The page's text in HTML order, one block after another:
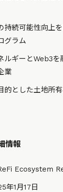
持続可能性向上
グラム
ルギーとWeb3を
業
的とした土地所
情報
Ecosystem
年1月17日